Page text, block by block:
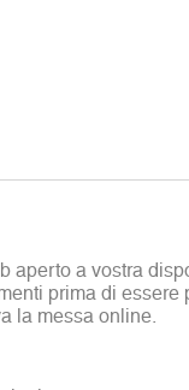
aperto a vostra
prima di essere
la messa online.